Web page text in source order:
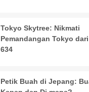
Tokyo Skytree: Nikmati
Pemandangan Tokyo
634
Petik Buah di Jepang: